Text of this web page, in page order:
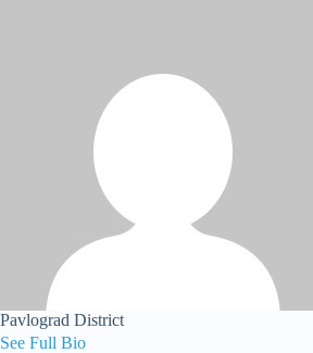
Pavlograd District
See Full Bio